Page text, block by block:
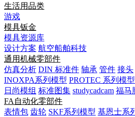
生活用品类
游戏
模具钣金
模具资源库
设计方案 航空船舶科技
通用机械零部件
仿真分析 DIN 标准件 轴承 管件 接头
INOXPA系列模型 PROTEC 系列模型
日尚模组 标准图集 studycadcam 福马
FA自动化零部件
表情包 齿轮 SKF系列模型 基恩士系